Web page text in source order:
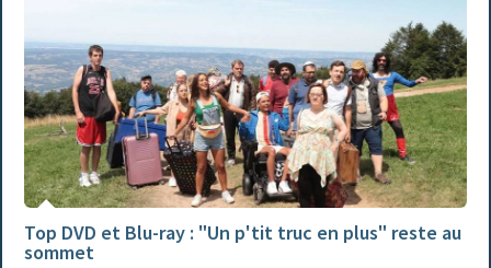
Top DVD et Blu-ray : "Un p'tit truc en plus" reste au
sommet